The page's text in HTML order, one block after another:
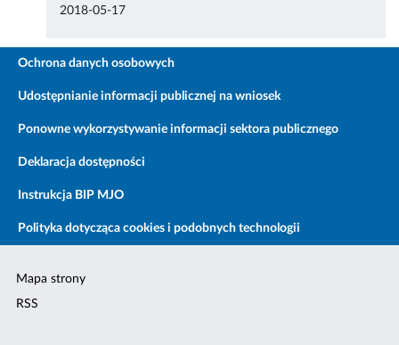
2018-05-17
Ochrona danych osobowych
Udostępnianie informacji publicznej na wniosek
Ponowne wykorzystywanie informacji sektora publicznego
Deklaracja dostępności
Instrukcja BIP MJO
Polityka dotycząca cookies i podobnych technologii
Mapa strony
RSS